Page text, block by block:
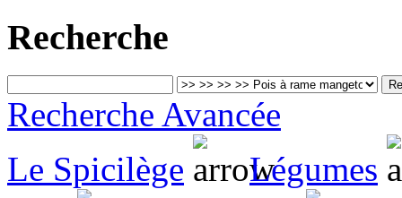
Recherche
Recherche Avancée
Le Spicilège
Légumes